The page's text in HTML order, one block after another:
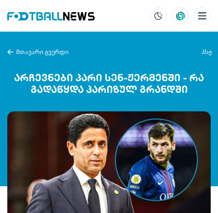
მთავარი გვერდი პსჟ
არჩევნები პარი სენ-ჟერმენში - რა
გადაწყდა პარიზულ გრანდში